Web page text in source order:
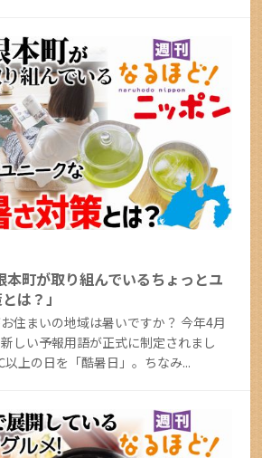
町が取り組んでいるちょっとユ
は？」
住まいの地域は暑いですか？ 今年4月
しい予報用語が正式に制定されまし
上の日を「酷暑日」。ちなみ...